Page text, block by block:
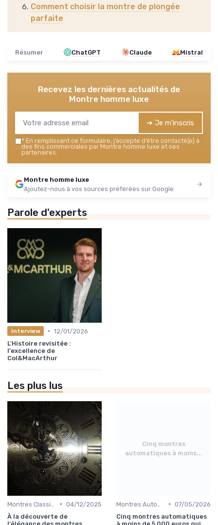
Comment choisir la montre de plongée
parfaite
Résumer ChatGPT Claude Mistral
Recevez les dernières actualités de
Montre homme luxe
➔ Je m'inscris
* En remplissant ce formulaire, j’accepte d’être contacté(e) à
des fins commerciales par Montre homme luxe et ses
partenaires.
Montre homme luxe
Ajoutez-nous à vos sources préférées sur Google
Parole d'experts
Interview • 12/01/2026
L'Histoire revisitée :
l'excellence de
Col&MacArthur
Les plus lus
• 04/12/2025
À la découverte de
Cinq montres
automatiques à moins...
• 07/05/2026
Cinq montres automatiques